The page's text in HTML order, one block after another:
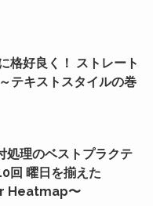
格好良く！ ストレート
テキストスタイルの巻
処理のベストプラクテ
回 曜日を揃えた
Heatmap〜